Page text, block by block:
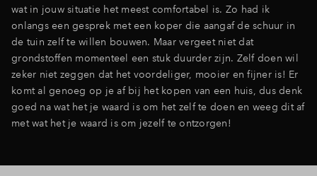
wat in jouw situatie het meest comfortabel is. Zo had ik
onlangs een gesprek met een koper die aangaf de schuur in
de tuin zelf te willen bouwen. Maar vergeet niet dat
grondstoffen momenteel een stuk duurder zijn. Zelf doen wil
zeker niet zeggen dat het voordeliger, mooier en fijner is! Er
komt al genoeg op je af bij het kopen van een huis, dus denk
goed na wat het je waard is om het zelf te doen en weeg dit af
met wat het je waard is om jezelf te ontzorgen!